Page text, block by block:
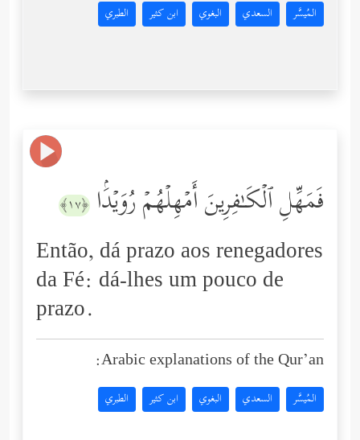
المُيسَّر السعدي البغوي ابن كثير الطبري
فَمَهِّلِ ٱلۡكَـٰفِرِینَ أَمۡهِلۡهُمۡ رُوَیۡدَۢا ﴿١٧﴾
Então, dá prazo aos renegadores
da Fé: dá-lhes um pouco de
prazo.
Arabic explanations of the Qur’an:
المُيسَّر السعدي البغوي ابن كثير الطبري